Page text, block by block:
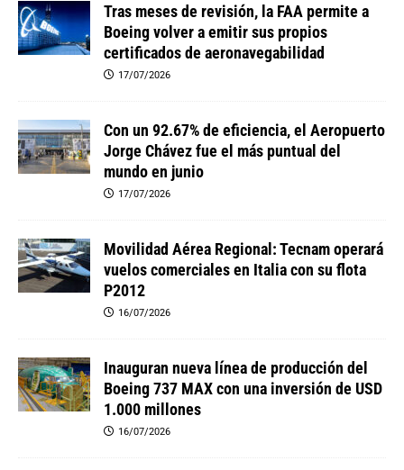
Tras meses de revisión, la FAA permite a
Boeing volver a emitir sus propios
certificados de aeronavegabilidad
17/07/2026
Con un 92.67% de eficiencia, el Aeropuerto
Jorge Chávez fue el más puntual del
mundo en junio
17/07/2026
Movilidad Aérea Regional: Tecnam operará
vuelos comerciales en Italia con su flota
P2012
16/07/2026
Inauguran nueva línea de producción del
Boeing 737 MAX con una inversión de USD
1.000 millones
16/07/2026